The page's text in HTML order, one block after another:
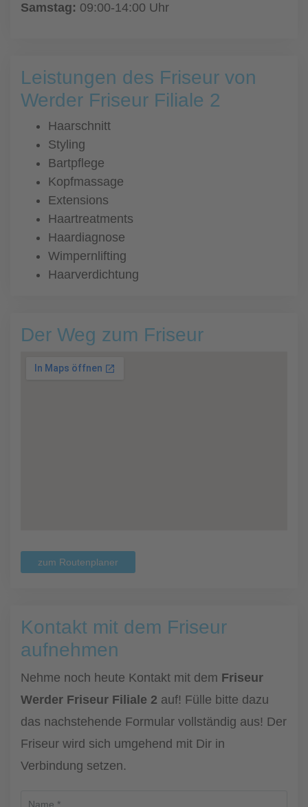
Samstag: 09:00-14:00 Uhr
Leistungen des Friseur von
Werder Friseur Filiale 2
Haarschnitt
Styling
Bartpflege
Kopfmassage
Extensions
Haartreatments
Haardiagnose
Wimpernlifting
Haarverdichtung
Der Weg zum Friseur
zum Routenplaner
Kontakt mit dem Friseur
aufnehmen
Nehme noch heute Kontakt mit dem Friseur
Werder Friseur Filiale 2 auf! Fülle bitte dazu
das nachstehende Formular vollständig aus! Der
Friseur wird sich umgehend mit Dir in
Verbindung setzen.